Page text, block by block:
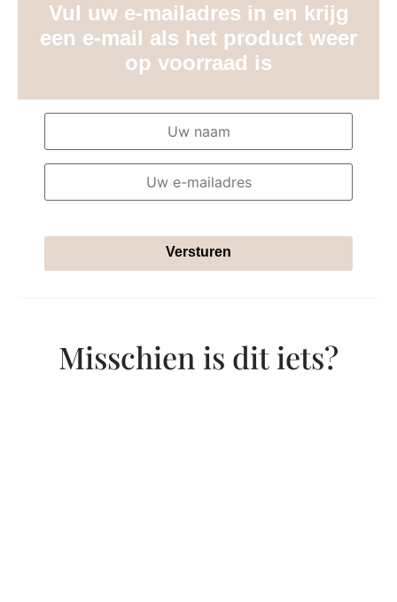
Vul uw e-mailadres in en krijg
een e-mail als het product weer
op voorraad is
Versturen
Misschien is dit iets?